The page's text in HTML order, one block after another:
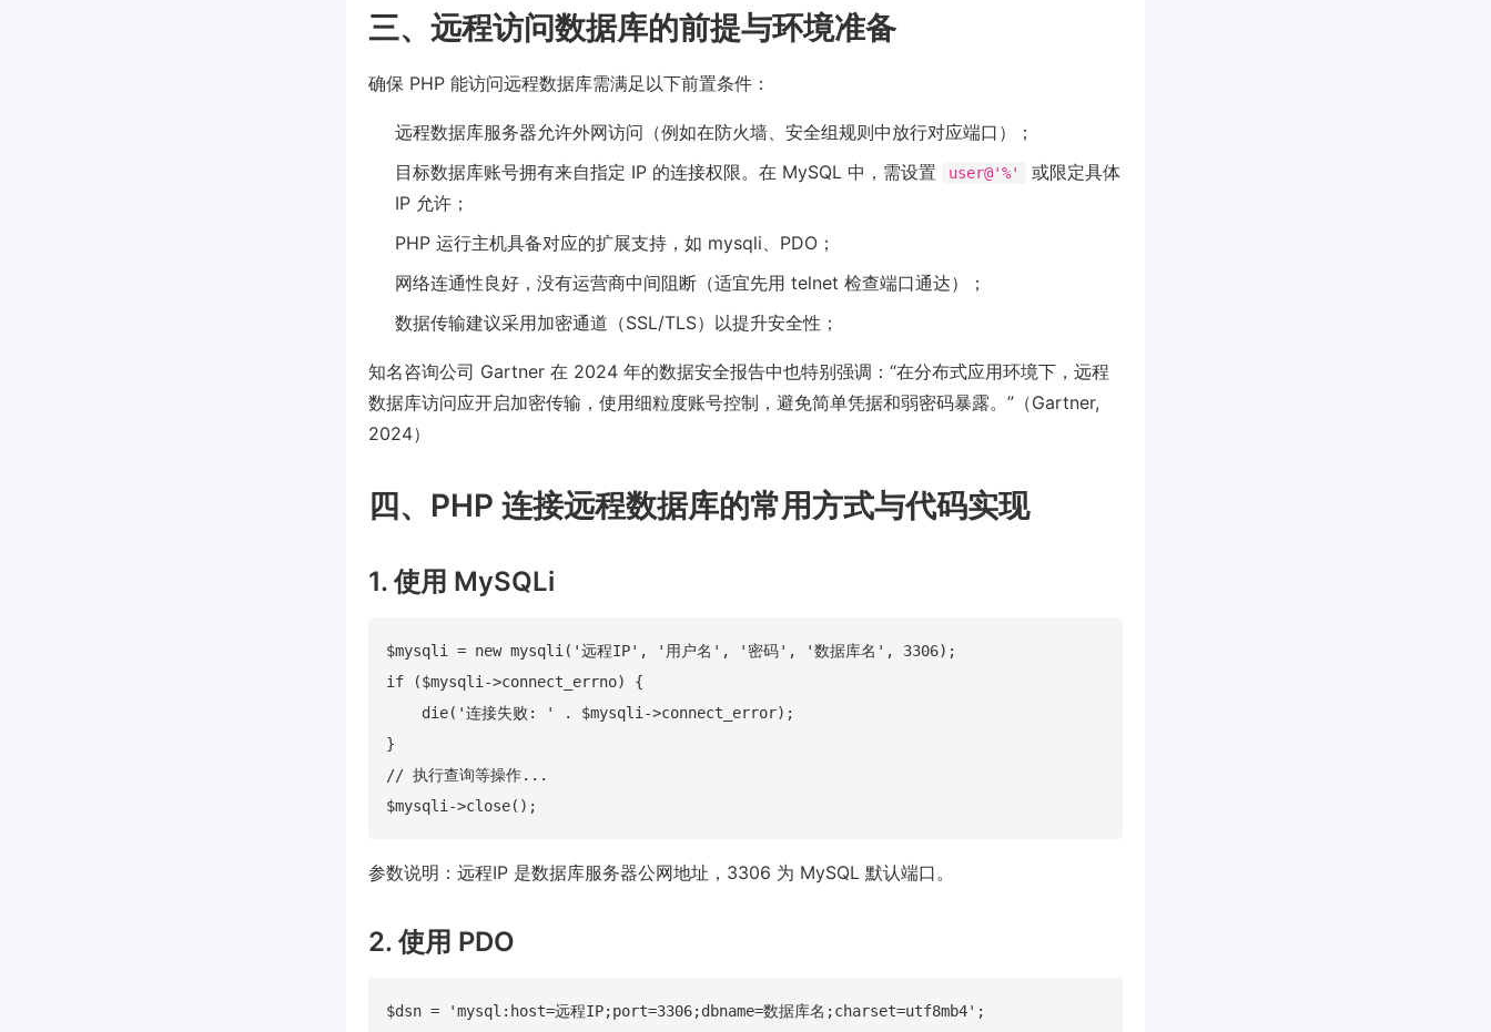
三、远程访问数据库的前提与环境准备
确保 PHP 能访问远程数据库需满足以下前置条件：
远程数据库服务器允许外网访问（例如在防火墙、安全组规则中放行对应端口）；
目标数据库账号拥有来自指定 IP 的连接权限。在 MySQL 中，需设置
user@'%'
或限定具体
IP 允许；
PHP 运行主机具备对应的扩展支持，如 mysqli、PDO；
网络连通性良好，没有运营商中间阻断（适宜先用 telnet 检查端口通达）；
数据传输建议采用加密通道（SSL/TLS）以提升安全性；
知名咨询公司 Gartner 在 2024 年的数据安全报告中也特别强调：“在分布式应用环境下，远程
数据库访问应开启加密传输，使用细粒度账号控制，避免简单凭据和弱密码暴露。”（Gartner,
2024）
四、PHP 连接远程数据库的常用方式与代码实现
1. 使用 MySQLi
$mysqli = new mysqli('远程IP', '用户名', '密码', '数据库名', 3306);
if ($mysqli->connect_errno) {
    die('连接失败: ' . $mysqli->connect_error);
}
// 执行查询等操作...
参数说明：远程IP 是数据库服务器公网地址，3306 为 MySQL 默认端口。
2. 使用 PDO
$dsn = 'mysql:host=远程IP;port=3306;dbname=数据库名;charset=utf8mb4';